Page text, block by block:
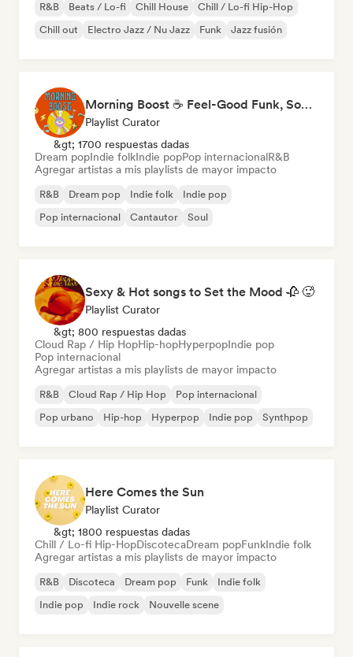
R&B Beats / Lo-fi Chill House
Chill / Lo-fi Hip-Hop
Chill out
Electro Jazz / Nu Jazz Funk Jazz fusión
Morning Boost ☕ Feel-Good Funk, Soul & Neo-Soul to Wake Up
Playlist Curator
&gt; 1700 respuestas dadas
Dream popIndie folkIndie popPop internacionalR&B
Agregar artistas a mis playlists de mayor impacto
R&B Dream pop Indie folk
Indie pop
Pop internacional
Cantautor Soul
Sexy & Hot songs to Set the Mood 🥀 🥵
Playlist Curator
&gt; 800 respuestas dadas
Cloud Rap / Hip HopHip-hopHyperpopIndie pop
Pop internacional
Agregar artistas a mis playlists de mayor impacto
R&B Cloud Rap / Hip Hop
Pop internacional
Pop urbano
Hip-hop Hyperpop Indie pop Synthpop
Here Comes the Sun
Playlist Curator
&gt; 1800 respuestas dadas
Chill / Lo-fi Hip-HopDiscotecaDream popFunkIndie folk
Agregar artistas a mis playlists de mayor impacto
R&B Discoteca Dream pop Funk
Indie folk
Indie pop
Indie rock Nouvelle scene